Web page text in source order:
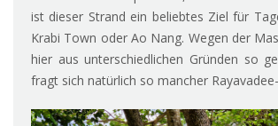
ist dieser Strand ein beliebtes Ziel für
Krabi Town oder Ao Nang. Wegen der
hier aus unterschiedlichen Gründen so
fragt sich natürlich so mancher